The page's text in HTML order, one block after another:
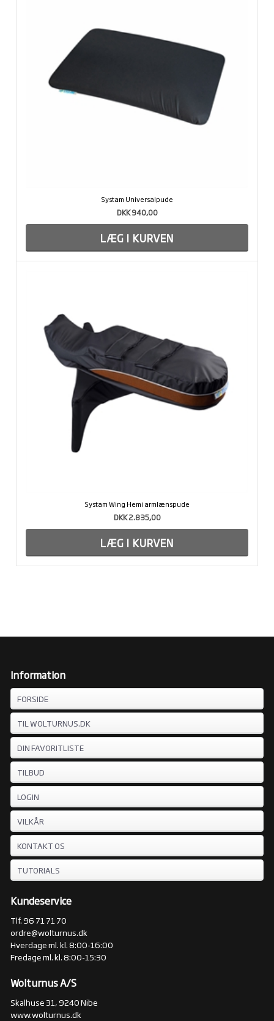
Systam Universalpude
DKK 940,00
Systam Wing Hemi armlænspude
DKK 2.835,00
Information
FORSIDE
TIL WOLTURNUS.DK
DIN FAVORITLISTE
TILBUD
LOGIN
VILKÅR
KONTAKT OS
TUTORIALS
Kundeservice
Tlf. 96 71 71 70
ordre@wolturnus.dk
Hverdage ml. kl. 8:00-16:00
Fredage ml. kl. 8:00-15:30
Wolturnus A/S
Skalhuse 31, 9240 Nibe
www.wolturnus.dk